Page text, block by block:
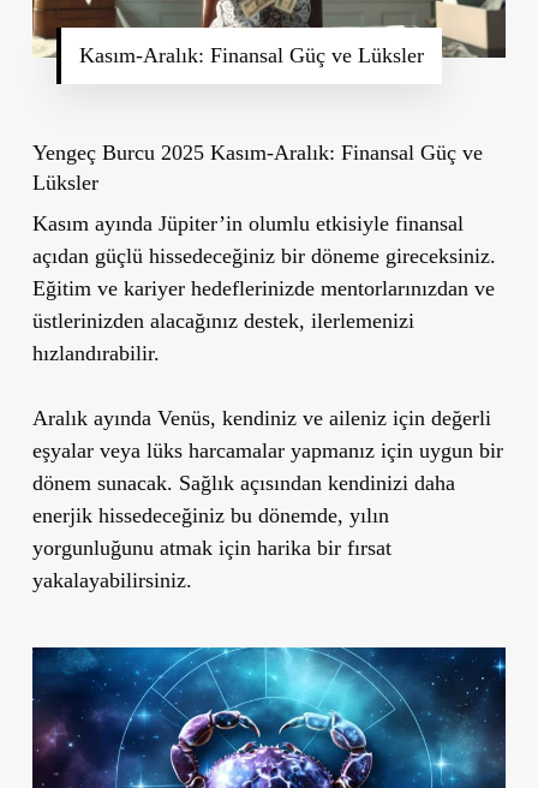
Kasım-Aralık: Finansal Güç ve Lüksler
Yengeç Burcu 2025 Kasım-Aralık: Finansal Güç ve
Lüksler
Kasım ayında Jüpiter’in olumlu etkisiyle finansal
açıdan güçlü hissedeceğiniz bir döneme gireceksiniz.
Eğitim ve kariyer hedeflerinizde mentorlarınızdan ve
üstlerinizden alacağınız destek, ilerlemenizi
hızlandırabilir.
Aralık ayında Venüs, kendiniz ve aileniz için değerli
eşyalar veya lüks harcamalar yapmanız için uygun bir
dönem sunacak. Sağlık açısından kendinizi daha
enerjik hissedeceğiniz bu dönemde, yılın
yorgunluğunu atmak için harika bir fırsat
yakalayabilirsiniz.